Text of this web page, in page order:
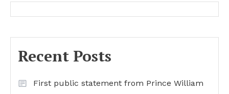
Recent Posts
First public statement from Prince William